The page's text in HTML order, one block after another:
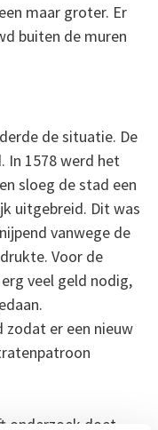
maar groter. Er
buiten de muren
de situatie. De
In 1578 werd het
sloeg de stad een
uitgebreid. Dit was
vanwege de
Voor de
veel geld nodig,
er een nieuw
onderzoek doet